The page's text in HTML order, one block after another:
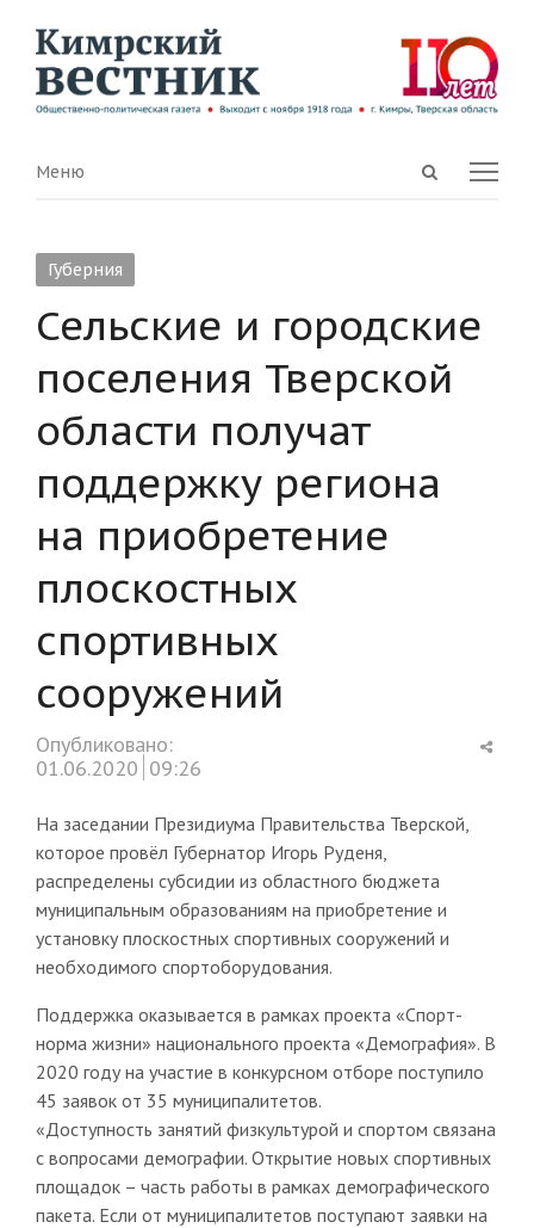
Open
Menu
Меню
Губерния
Сельские и городские
поселения Тверской
области получат
поддержку региона
на приобретение
плоскостных
спортивных
сооружений
Опубликовано:
01.06.2020 09:26
На заседании Президиума Правительства Тверской,
которое провёл Губернатор Игорь Руденя,
распределены субсидии из областного бюджета
муниципальным образованиям на приобретение и
установку плоскостных спортивных сооружений и
необходимого спортоборудования.
Поддержка оказывается в рамках проекта «Спорт-
норма жизни» национального проекта «Демография». В
2020 году на участие в конкурсном отборе поступило
45 заявок от 35 муниципалитетов.
«Доступность занятий физкультурой и спортом связана
с вопросами демографии. Открытие новых спортивных
площадок – часть работы в рамках демографического
пакета. Если от муниципалитетов поступают заявки на